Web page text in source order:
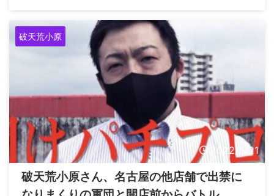
破天荒小原
2022/5/21
破天荒小原さん、名古屋の他店舗で出禁に